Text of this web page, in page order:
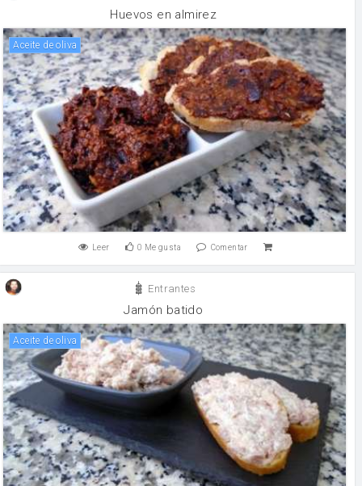
Huevos en almirez
aceite de oliva
Leer 0 Me gusta Comentar
Entrantes
Jamón batido
aceite de oliva